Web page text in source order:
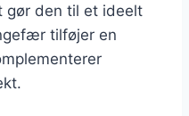
gør den til et ideelt
tilføjer en